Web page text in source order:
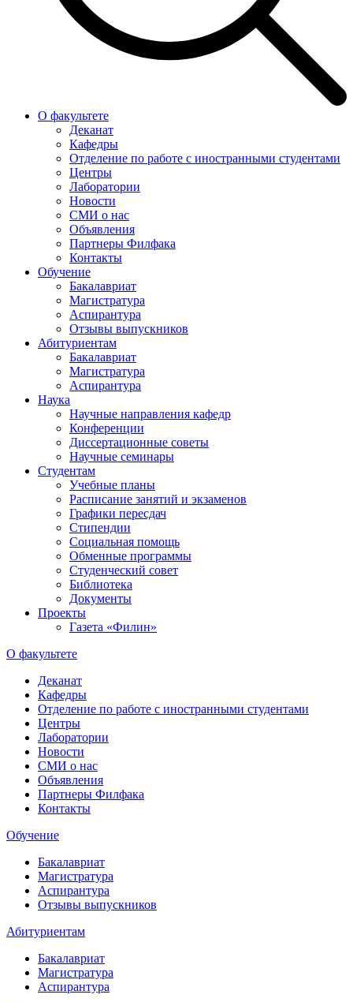
О факультете
Деканат
Кафедры
Отделение по работе с иностранными студентами
Центры
Лаборатории
Новости
СМИ о нас
Объявления
Партнеры Филфака
Контакты
Обучение
Бакалавриат
Магистратура
Аспирантура
Отзывы выпускников
Абитуриентам
Бакалавриат
Магистратура
Аспирантура
Наука
Научные направления кафедр
Конференции
Диссертационные советы
Научные семинары
Студентам
Учебные планы
Расписание занятий и экзаменов
Графики пересдач
Стипендии
Социальная помощь
Обменные программы
Студенческий совет
Библиотека
Документы
Проекты
Газета «Филин»
О факультете
Деканат
Кафедры
Отделение по работе с иностранными студентами
Центры
Лаборатории
Новости
СМИ о нас
Объявления
Партнеры Филфака
Контакты
Обучение
Бакалавриат
Магистратура
Аспирантура
Отзывы выпускников
Абитуриентам
Бакалавриат
Магистратура
Аспирантура